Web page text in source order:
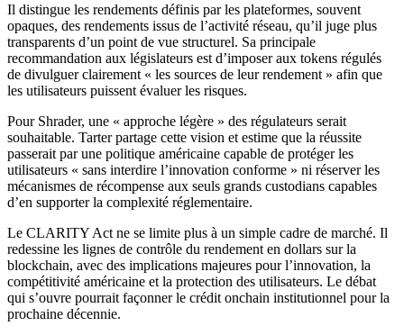
Il distingue les rendements définis par les plateformes, souvent
opaques, des rendements issus de l’activité réseau, qu’il juge plus
transparents d’un point de vue structurel. Sa principale
recommandation aux législateurs est d’imposer aux tokens régulés
de divulguer clairement « les sources de leur rendement » afin que
les utilisateurs puissent évaluer les risques.
Pour Shrader, une « approche légère » des régulateurs serait
souhaitable. Tarter partage cette vision et estime que la réussite
passerait par une politique américaine capable de protéger les
utilisateurs « sans interdire l’innovation conforme » ni réserver les
mécanismes de récompense aux seuls grands custodians capables
d’en supporter la complexité réglementaire.
Le CLARITY Act ne se limite plus à un simple cadre de marché. Il
redessine les lignes de contrôle du rendement en dollars sur la
blockchain, avec des implications majeures pour l’innovation, la
compétitivité américaine et la protection des utilisateurs. Le débat
qui s’ouvre pourrait façonner le crédit onchain institutionnel pour la
prochaine décennie.